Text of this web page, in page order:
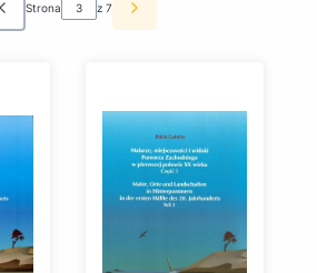
Poprzednie produkty
Strona z 7 Następne produkty